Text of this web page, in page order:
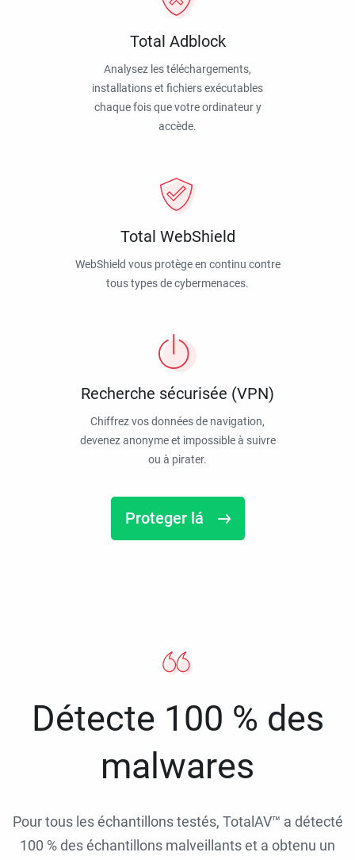
Total Adblock
Analysez les téléchargements,
installations et fichiers exécutables
chaque fois que votre ordinateur y
accède.
Total WebShield
WebShield vous protège en continu contre
tous types de cybermenaces.
Recherche sécurisée (VPN)
Chiffrez vos données de navigation,
devenez anonyme et impossible à suivre
ou à pirater.
Proteger lá
Détecte 100 % des
malwares
Pour tous les échantillons testés, TotalAV™ a détecté
100 % des échantillons malveillants et a obtenu un